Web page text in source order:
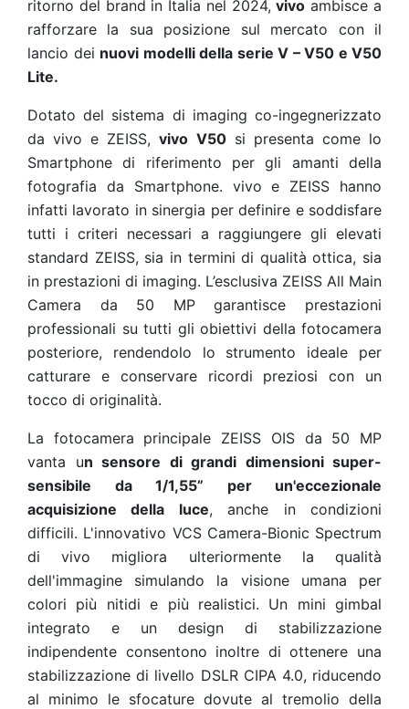
ritorno del brand in Italia nel 2024,vivo ambisce a
rafforzare la sua posizione sul mercato con il
lancio dei nuovi modelli della serie V – V50 e V50
Lite.
Dotato del sistema di imaging co-ingegnerizzato
da vivo e ZEISS,vivo V50si presenta come lo
Smartphone di riferimento per gli amanti della
fotografia da Smartphone. vivo e ZEISS hanno
infatti lavorato in sinergia per definire e soddisfare
tutti i criteri necessari a raggiungere gli elevati
standard ZEISS, sia in termini di qualità ottica, sia
in prestazioni di imaging. L’esclusiva ZEISS All Main
Camera da 50 MP garantisce prestazioni
professionali su tutti gli obiettivi della fotocamera
posteriore, rendendolo lo strumento ideale per
catturare e conservare ricordi preziosi con un
tocco di originalità.
La fotocamera principale ZEISS OIS da 50 MP
vanta un sensore di grandi dimensioni super-
sensibile da 1/1,55” per un'eccezionale
acquisizione della luce, anche in condizioni
difficili. L'innovativo VCS Camera-Bionic Spectrum
di vivo migliora ulteriormente la qualità
dell'immagine simulando la visione umana per
colori più nitidi e più realistici. Un mini gimbal
integrato e un design di stabilizzazione
indipendente consentono inoltre di ottenere una
stabilizzazione di livello DSLR CIPA 4.0, riducendo
al minimo le sfocature dovute al tremolio della